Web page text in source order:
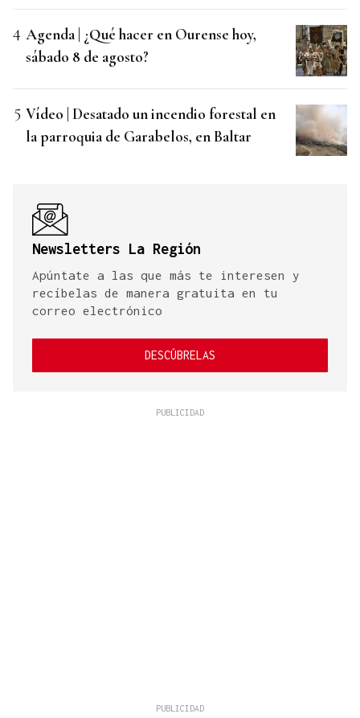
Agenda | ¿Qué hacer en Ourense hoy,
sábado 8 de agosto?
Vídeo | Desatado un incendio forestal en
la parroquia de Garabelos, en Baltar
Newsletters La Región
Apúntate a las que más te interesen y
recíbelas de manera gratuita en tu
correo electrónico
DESCÚBRELAS